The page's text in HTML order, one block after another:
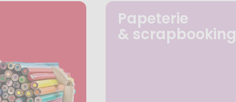
Papeterie
& scrapbooking